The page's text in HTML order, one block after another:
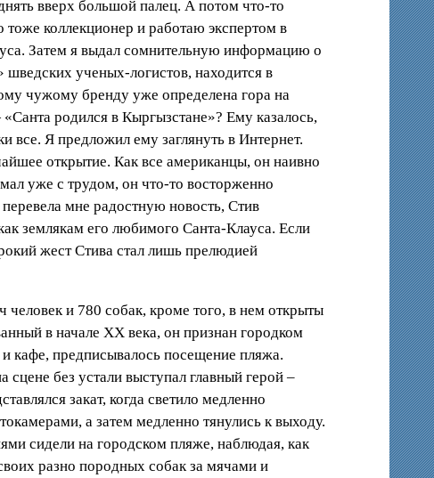
вверх большой палец. А потом что-то
тоже коллекционер и работаю экспертом в
Затем я выдал сомнительную информацию о
ученых-логистов, находится в
чужому бренду уже определена гора на
родился в Кыргызстане»? Ему казалось,
все. Я предложил ему заглянуть в Интернет.
открытие. Как все американцы, он наивно
уже с трудом, он что-то восторженно
мне радостную новость, Стив
землякам его любимого Санта-Клауса. Если
жест Стива стал лишь прелюдией
человек и 780 собак, кроме того, в нем открыты
в начале ХХ века, он признан городком
кафе, предписывалось посещение пляжа.
без устали выступал главный герой –
закат, когда светило медленно
а затем медленно тянулись к выходу.
сидели на городском пляже, наблюдая, как
разно породных собак за мячами и